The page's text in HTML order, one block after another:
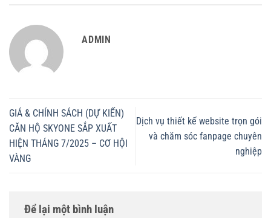
ADMIN
GIÁ & CHÍNH SÁCH (DỰ KIẾN)
CĂN HỘ SKYONE SẮP XUẤT
HIỆN THÁNG 7/2025 – CƠ HỘI
VÀNG
Dịch vụ thiết kế website trọn gói
và chăm sóc fanpage chuyên
nghiệp
Để lại một bình luận